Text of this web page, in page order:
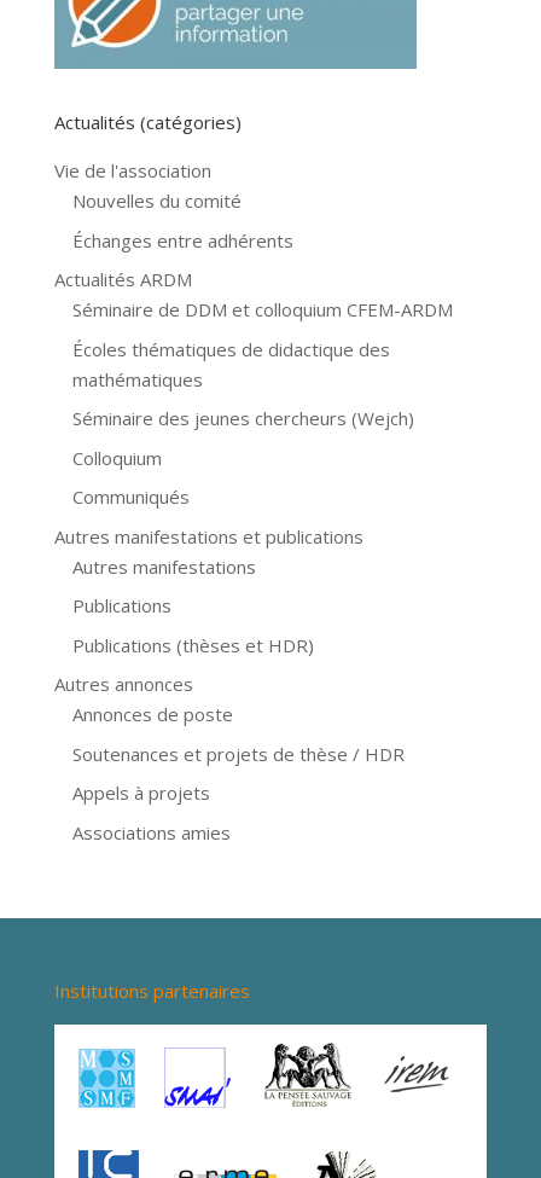
Actualités (catégories)
Vie de l'association
Nouvelles du comité
Échanges entre adhérents
Actualités ARDM
Séminaire de DDM et colloquium CFEM-ARDM
Écoles thématiques de didactique des
mathématiques
Séminaire des jeunes chercheurs (Wejch)
Colloquium
Communiqués
Autres manifestations et publications
Autres manifestations
Publications
Publications (thèses et HDR)
Autres annonces
Annonces de poste
Soutenances et projets de thèse / HDR
Appels à projets
Associations amies
Institutions partenaires